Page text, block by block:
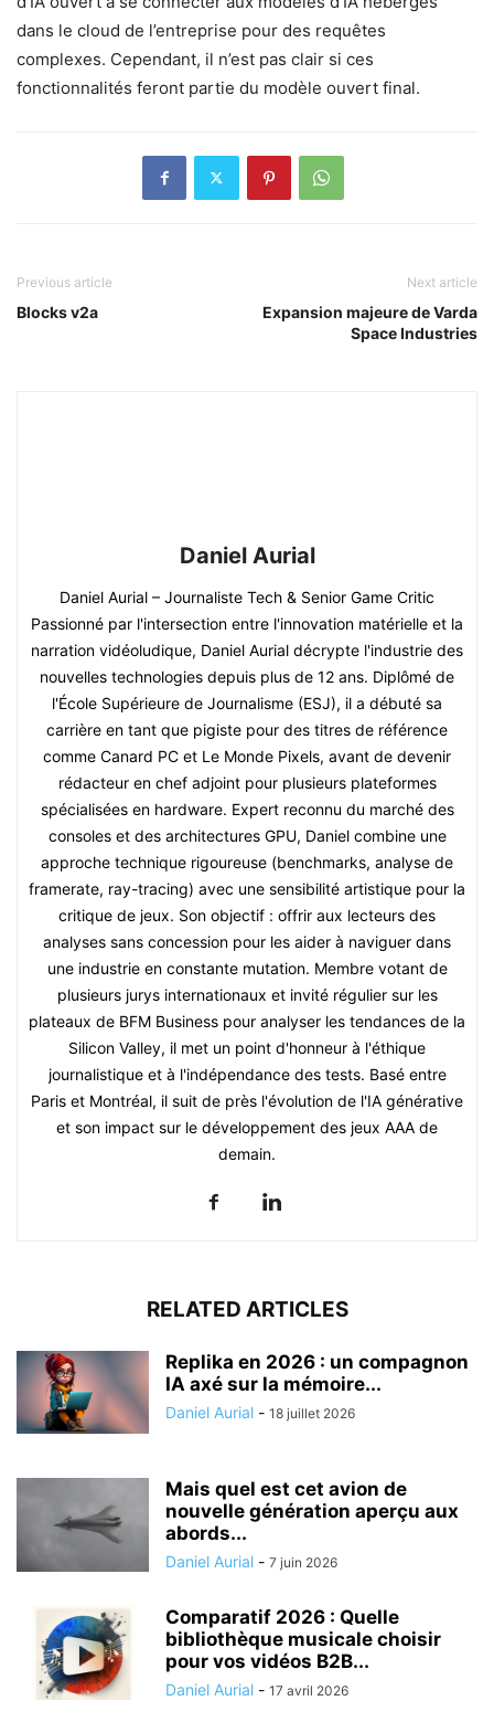
dans le cloud de l’entreprise pour des requêtes
complexes. Cependant, il n’est pas clair si ces
fonctionnalités feront partie du modèle ouvert final.
Previous article
Blocks v2a
Next article
Expansion majeure de Varda
Space Industries
Daniel Aurial
Daniel Aurial – Journaliste Tech & Senior Game Critic
Passionné par l'intersection entre l'innovation matérielle et la
narration vidéoludique, Daniel Aurial décrypte l'industrie des
nouvelles technologies depuis plus de 12 ans. Diplômé de
l'École Supérieure de Journalisme (ESJ), il a débuté sa
carrière en tant que pigiste pour des titres de référence
comme Canard PC et Le Monde Pixels, avant de devenir
rédacteur en chef adjoint pour plusieurs plateformes
spécialisées en hardware. Expert reconnu du marché des
consoles et des architectures GPU, Daniel combine une
approche technique rigoureuse (benchmarks, analyse de
framerate, ray-tracing) avec une sensibilité artistique pour la
critique de jeux. Son objectif : offrir aux lecteurs des
analyses sans concession pour les aider à naviguer dans
une industrie en constante mutation. Membre votant de
plusieurs jurys internationaux et invité régulier sur les
plateaux de BFM Business pour analyser les tendances de la
Silicon Valley, il met un point d'honneur à l'éthique
journalistique et à l'indépendance des tests. Basé entre
Paris et Montréal, il suit de près l'évolution de l'IA générative
et son impact sur le développement des jeux AAA de
demain.
RELATED ARTICLES
Replika en 2026 : un compagnon
IA axé sur la mémoire...
Daniel Aurial - 18 juillet 2026
Mais quel est cet avion de
nouvelle génération aperçu aux
abords...
Daniel Aurial - 7 juin 2026
Comparatif 2026 : Quelle
bibliothèque musicale choisir
pour vos vidéos B2B...
Daniel Aurial - 17 avril 2026